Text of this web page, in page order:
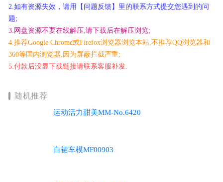
2.如有资源失效，请用【问题反馈】里的联系方式提交您遇到的问
题;
3.网盘资源不要在线解压,请下载后在解压浏览;
4.推荐Google Chrome或Firefox浏览器浏览本站,不推荐QQ浏览器和
360等国内浏览器,因为屏蔽拦截严重;
5.付款后没显下载链接请联系客服补发.
随机推荐
运动活力甜美MM-No.6420
白裙车模MF00903